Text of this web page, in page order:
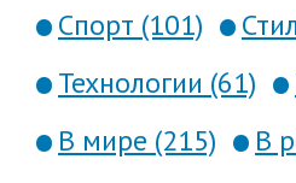
Спорт (101)
Технологии (61)
В мире (215)
В